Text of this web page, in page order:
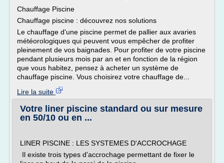
Chauffage Piscine
Chauffage piscine : découvrez nos solutions
Le chauffage d'une piscine permet de pallier aux avaries
météorologiques qui peuvent vous empêcher de profiter
pleinement de vos baignades. Pour profiter de votre piscine
pendant plusieurs mois par an et en fonction de la région
que vous habitez, pensez à acheter un système de
chauffage piscine. Vous choisirez votre chauffage de...
Lire la suite
Votre liner piscine standard ou sur mesure
en 50/10 ou en ...
LINER PISCINE : LES SYSTEMES D'ACCROCHAGE
Il existe trois types d'accrochage permettant de fixer le